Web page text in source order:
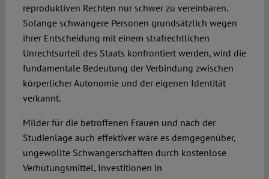
reproduktiven Rechten nur schwer zu vereinbaren.
Solange schwangere Personen grundsätzlich wegen
ihrer Entscheidung mit einem strafrechtlichen
Unrechtsurteil des Staats konfrontiert werden, wird die
fundamentale Bedeutung der Verbindung zwischen
körperlicher Autonomie und der eigenen Identität
verkannt.
Milder für die betroffenen Frauen und nach der
Studienlage auch effektiver wäre es demgegenüber,
ungewollte Schwangerschaften durch kostenlose
Verhütungsmittel, Investitionen in